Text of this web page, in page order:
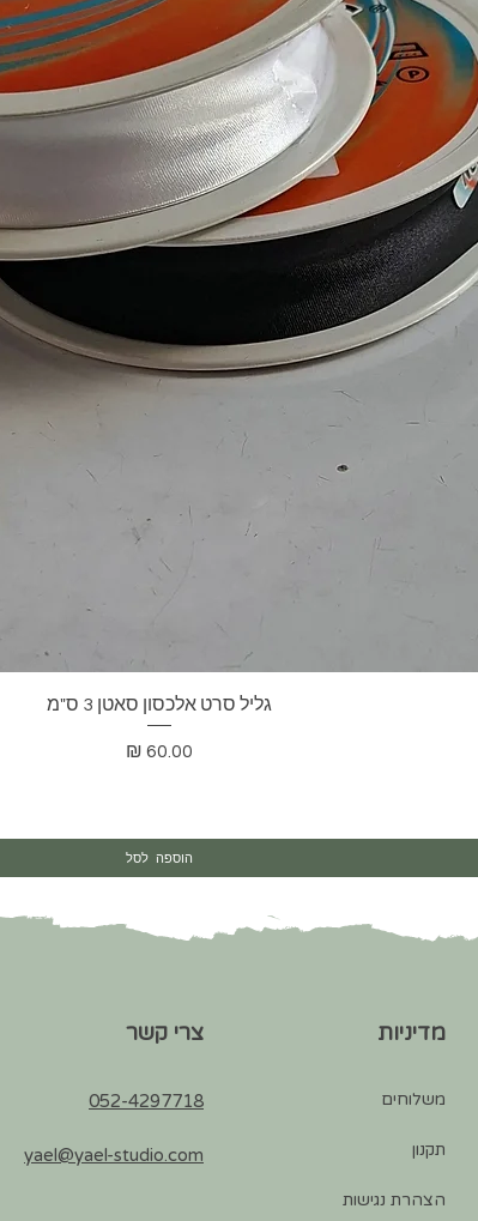
תצוגה מהירה
גליל סרט אלכסון סאטן 3 ס"מ
מחיר
הוספה לסל
צרי קשר
052-4297718
yael@yael-studio.com
מדיניות
משלוחים
תקנון
הצהרת נגישות